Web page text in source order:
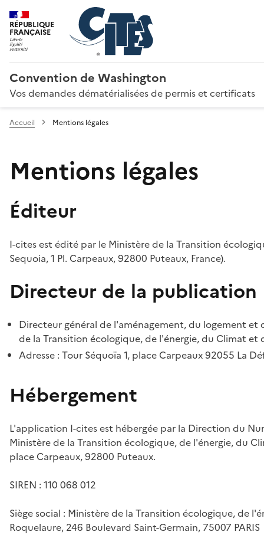
RÉPUBLIQUE
FRANÇAISE
Convention de Washington
Vos demandes dématérialisées de permis et certificats
Accueil Mentions légales
Mentions légales
Éditeur
I-cites est édité par le Ministère de la Transition
Sequoia, 1 Pl. Carpeaux, 92800 Puteaux, France).
Directeur de la publication
Directeur général de l'aménagement, du logement
de la Transition écologique, de l'énergie, du Climat et
Adresse : Tour Séquoïa 1, place Carpeaux 92055 La
Hébergement
L'application I-cites est hébergée par la Direction du
Ministère de la Transition écologique, de l'énergie, du
place Carpeaux, 92800 Puteaux.
SIREN : 110 068 012
Siège social : Ministère de la Transition écologique, de
Roquelaure, 246 Boulevard Saint-Germain, 75007 PARIS